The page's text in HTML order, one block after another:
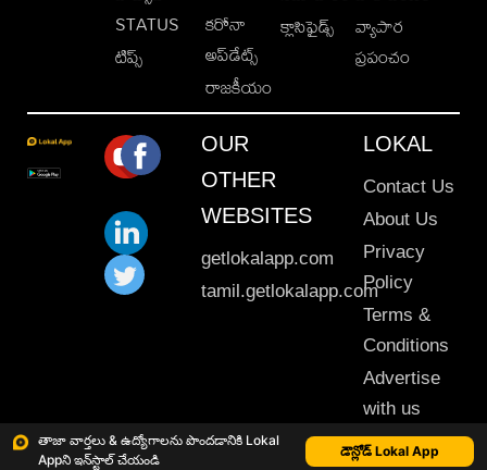
తాజా వార్తలు & ఉద్యోగాలను పొందడానికి Lokal
Appని ఇన్‌స్టాల్ చేయండి
డౌన్లోడ్ Lokal App
STATUS
టిప్స్
కరోనా
అప్‌డేట్స్
రాజకీయం
క్లాసిఫైడ్స్
వ్యాపార
ప్రపంచం
OUR
OTHER
WEBSITES
getlokalapp.com
tamil.getlokalapp.com
LOKAL
Contact Us
About Us
Privacy
Policy
Terms &
Conditions
Advertise
with us
Sitemap
This material may not be published, transmitted, rewritten or redistributed. © 2020 Lokal App. All rights reserved.